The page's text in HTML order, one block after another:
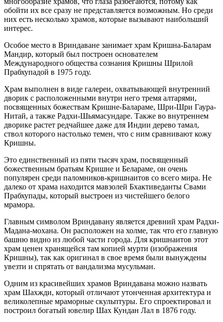
обойти их все сразу не представляется возможным. Но среди
них есть несколько храмов, которые вызывают наибольший
интерес.
Особое место в Вриндаване занимает храм Кришна-Баларам
Мандир, который был построен основателем
Международного общества сознания Кришны Шрилой
Прабхупадой в 1975 году.
Храм выполнен в виде галереи, охватывающей внутренний
дворик с расположенными внутри него тремя алтарями,
посвященных божествам Кришне-Балараме, Шри-Шри Гаура-
Нитай, а также Радхи-Шьямасундаре. Также во внутреннем
дворике растет редчайшее даже для Индии дерево тамал,
ствол которого настолько темен, что с ним сравнивают кожу
Кришны.
Это единственный из пяти тысяч храм, посвященный
божественным братьям Кришне и Белараме, он очень
популярен среди паломников-кришнаитов со всего мира. Не
далеко от храма находится мавзолей Бхактиведанты Свами
Прабхупады, который выстроен из чистейшего белого
мрамора.
Главным символом Вриндавану является древний храм Радхи-
Мадана-мохана. Он расположен на холме, так что его главную
башню видно из любой части города. Для кришнаитов этот
храм ценен хранящейся там копией мурти (изображения
Кришны), так как оригинал в свое время были вынуждены
увезти и спрятать от вандализма мусульман.
Одним из красивейших храмов Вриндавана можно назвать
храм Шахжди, который отличают утонченная архитектура и
великолепные мраморные скульптуры. Его спроектировал и
построил богатый ювелир Шах Кундан Лал в 1876 году.